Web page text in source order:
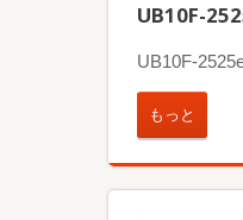
UB10F-
UB10F-
もっと